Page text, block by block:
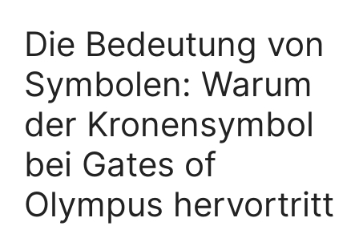
Die Bedeutung von
Symbolen: Warum
der Kronensymbol
bei Gates of
Olympus hervortritt